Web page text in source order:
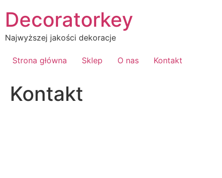
do
treściDecoratorkey
Najwyższej jakości dekoracje
Strona główna Sklep O nas Kontakt
Kontakt